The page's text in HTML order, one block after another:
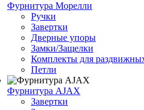
Фурнитура Морелли
Ручки
Завертки
Дверные упоры
Замки/Защелки
Комплекты для
Петли
Фурнитура AJAX
Завертки